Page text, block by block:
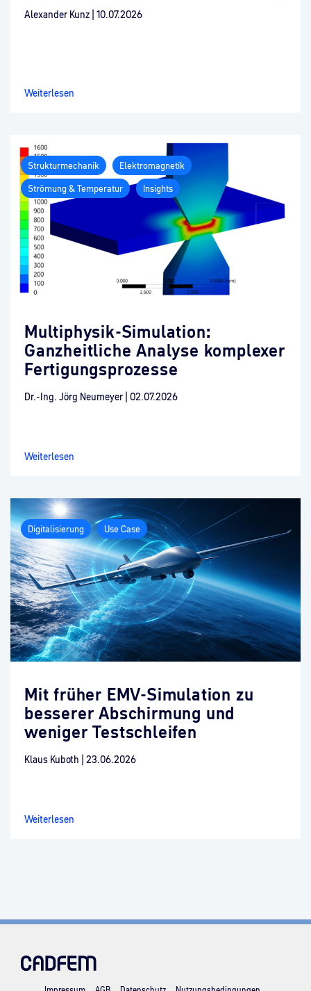
Alexander Kunz 10.07.2026
Weiterlesen
Strukturmechanik
Elektromagnetik
Strömung & Temperatur
Insights
Multiphysik-Simulation:
Ganzheitliche Analyse komplexer
Fertigungsprozesse
Dr.-Ing. Jörg Neumeyer | 02.07.2026
Weiterlesen
Digitalisierung Use Case
Mit früher EMV-Simulation zu
besserer Abschirmung und
weniger Testschleifen
Klaus Kuboth | 23.06.2026
Weiterlesen